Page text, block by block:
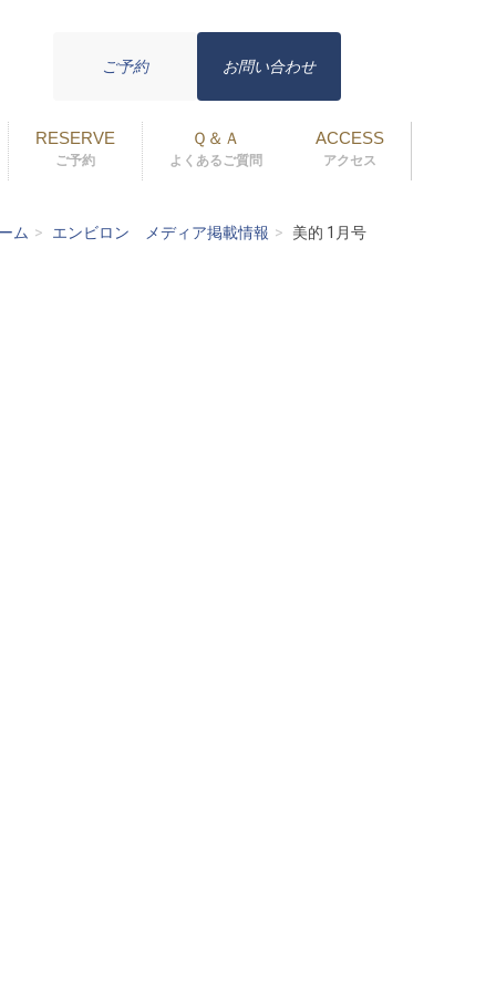
ご予約 お問い合わせ
RESERVE
ご予約
Ｑ＆Ａ
よくあるご質問
ACCESS
アクセス
ム エンビロン メディア掲載情報 美的 1月号